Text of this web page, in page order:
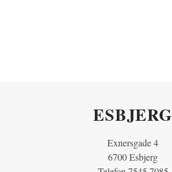
ESBJERG
Exnersgade 4
6700 Esbjerg